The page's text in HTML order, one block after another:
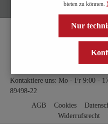
Kontaktiere uns: Mo - Fr 9:00 -
89498-22
AGB
Cookies
Widerrufsrecht
bieten zu können.
Nur